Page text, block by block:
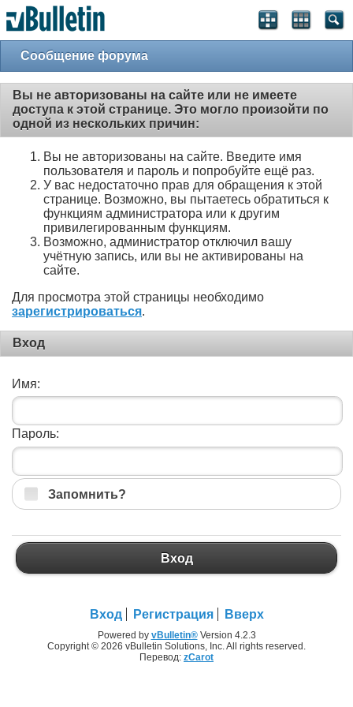
Сообщение форума
Вы не авторизованы на сайте или не имеете
доступа к этой странице. Это могло произойти по
одной из нескольких причин:
Вы не авторизованы на сайте. Введите имя
пользователя и пароль и попробуйте ещё раз.
У вас недостаточно прав для обращения к этой
странице. Возможно, вы пытаетесь обратиться к
функциям администратора или к другим
привилегированным функциям.
Возможно, администратор отключил вашу
учётную запись, или вы не активированы на
сайте.
Для просмотра этой страницы необходимо
зарегистрироваться.
Вход
Имя:
Пароль:
Запомнить?
Вход
Вход Регистрация Вверх
Powered by vBulletin®Version 4.2.3
Copyright © 2026 vBulletin Solutions, Inc. All rights reserved.
Перевод: zCarot